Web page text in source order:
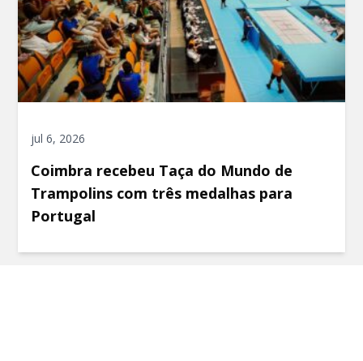
jul 6, 2026
Coimbra recebeu Taça do Mundo de
Trampolins com três medalhas para
Portugal